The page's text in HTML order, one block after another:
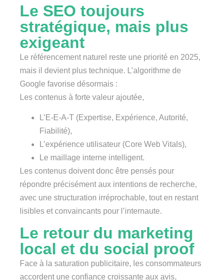
Le SEO toujours
stratégique, mais plus
exigeant
Le référencement naturel reste une priorité en 2025,
mais il devient plus technique. L’algorithme de
Google favorise désormais :
Les contenus à forte valeur ajoutée,
L’E-E-A-T (Expertise, Expérience, Autorité,
Fiabilité),
L’expérience utilisateur (Core Web Vitals),
Le maillage interne intelligent.
Les contenus doivent donc être pensés pour
répondre précisément aux intentions de recherche,
avec une structuration irréprochable, tout en restant
lisibles et convaincants pour l’internaute.
Le retour du marketing
local et du social proof
Face à la saturation publicitaire, les consommateurs
accordent une confiance croissante aux avis,